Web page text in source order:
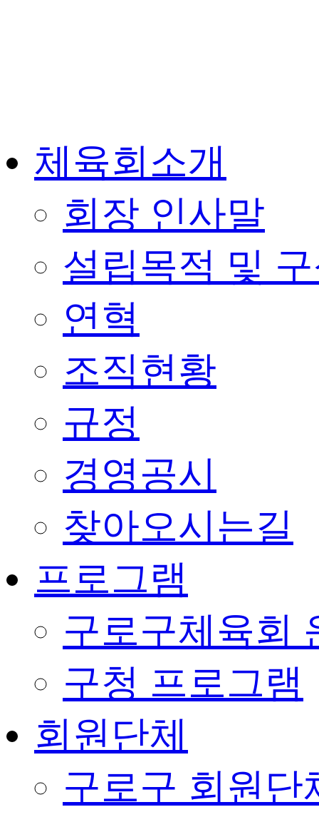
체육회소개
회장 인사말
설립목적 및
연혁
조직현황
규정
경영공시
찾아오시는길
프로그램
구로구체육회
구청 프로그램
회원단체
구로구 회원단